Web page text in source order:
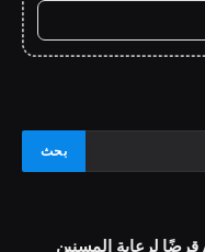
يقدم Atom Bank قرضًا لرعاية المسنين